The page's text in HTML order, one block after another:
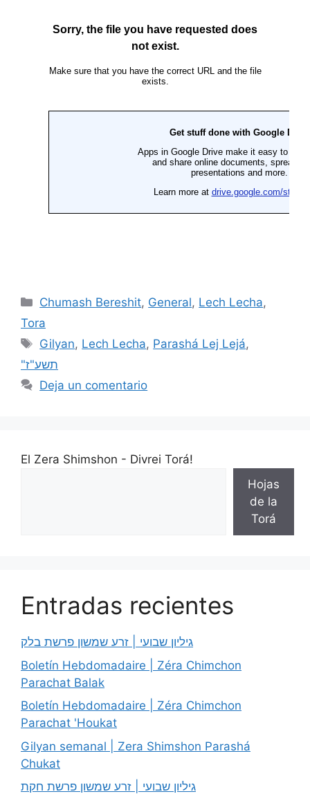
Chumash Bereshit, General, Lech Lecha,
Tora
Gilyan, Lech Lecha, Parashá Lej Lejá,
"תשע"ז
Deja un comentario
El Zera Shimshon - Divrei Torá!
Hojas
de la
Torá
Entradas recientes
גיליון שבועי | זרע שמשון פרשת בלק
Boletín Hebdomadaire | Zéra Chimchon
Parachat Balak
Boletín Hebdomadaire | Zéra Chimchon
Parachat 'Houkat
Gilyan semanal | Zera Shimshon Parashá
Chukat
גיליון שבועי | זרע שמשון פרשת חקת